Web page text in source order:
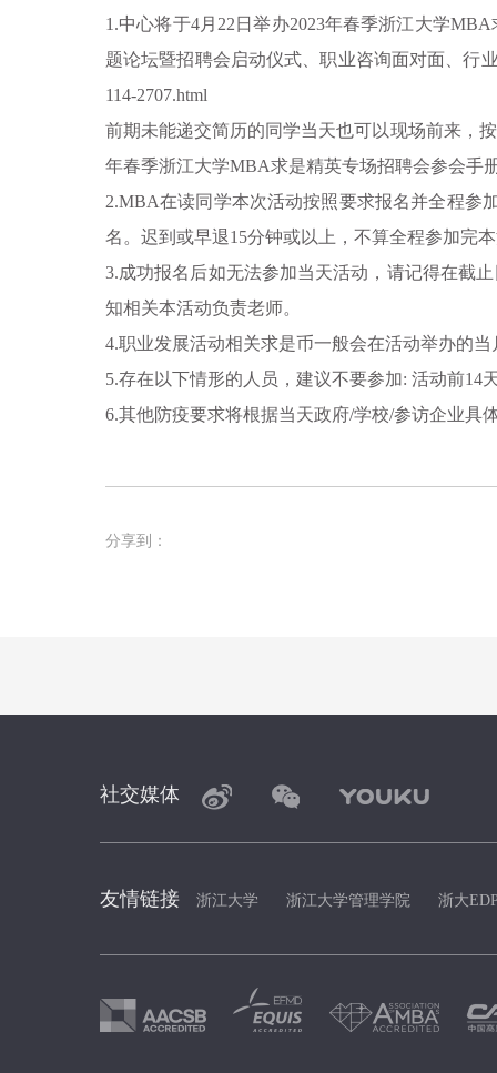
1.中心将于4月22日举办2023年春季浙江大学
题论坛暨招聘会启动仪式、职业咨询面对面、行
114-2707.html
前期未能递交简历的同学当天也可以现场前来，
年春季浙江大学MBA求是精英专场招聘会参会手
2.MBA在读同学本次活动按照要求报名并全程参
名。迟到或早退15分钟或以上，不算全程参加完
3.成功报名后如无法参加当天活动，请记得在截
知相关本活动负责老师。
4.职业发展活动相关求是币一般会在活动举办的
5.存在以下情形的人员，建议不要参加: 活动前14
6.其他防疫要求将根据当天政府/学校/参访企业具
分享到：
社交媒体
友情链接 浙江大学 浙江大学管理学院 浙大